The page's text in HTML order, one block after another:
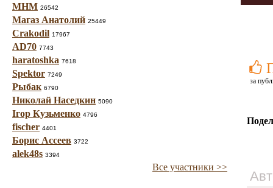
МНМ 26542
Магаз Анатолий 25449
Crakodil 17967
AD70 7743
haratoshka 7618
Spektor 7249
Рыбак 6790
Николай Наседкин 5090
Ігор Кузьменко 4796
fischer 4401
Борис Ассеев 3722
alek48s 3394
Все участники >>
за